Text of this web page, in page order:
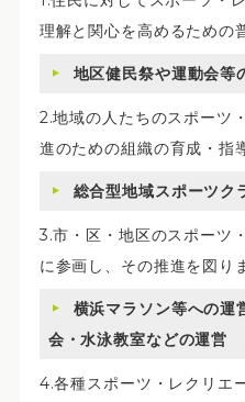
理解と関心を高めるための
地区健民祭や運動会等
2.地域の人たちのスポーツ
進のための組織の育成・指
総合型地域スポーツク
3.市・区・地区のスポーツ
に参画し、その推進を図り
横浜マラソン等への運
会・水泳教室などの運営
4.各種スポーツ・レクリエ